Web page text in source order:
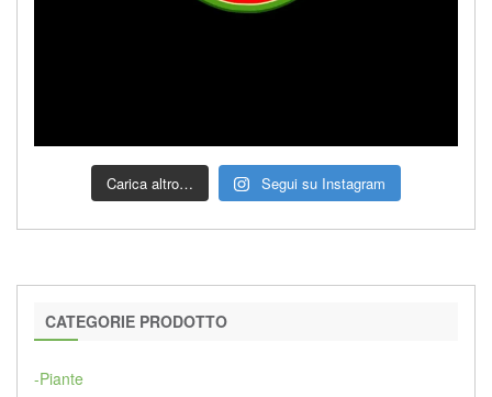
Carica altro… Segui su Instagram
CATEGORIE PRODOTTO
-Piante